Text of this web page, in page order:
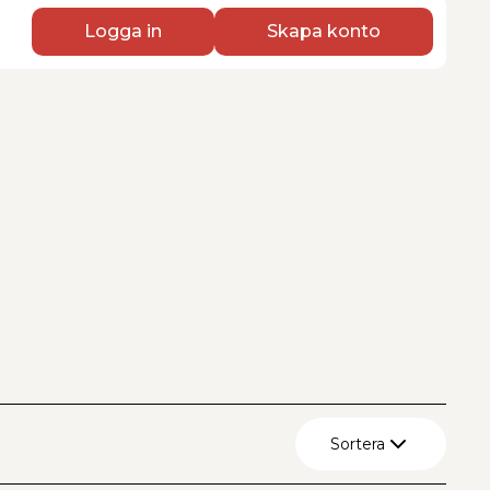
Logga in Skapa konto
Sortera